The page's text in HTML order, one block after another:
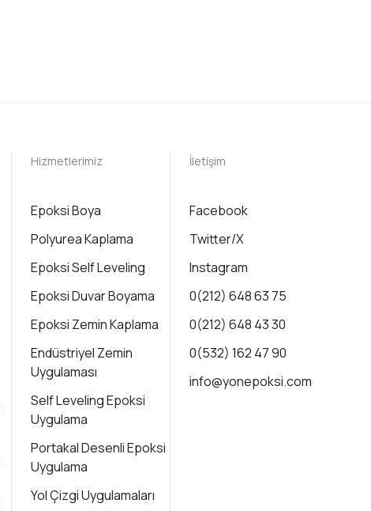
Hizmetlerimiz
Epoksi Boya
Polyurea Kaplama
Epoksi Self Leveling
Epoksi Duvar Boyama
Epoksi Zemin Kaplama
Endüstriyel Zemin
Uygulaması
Self Leveling Epoksi
Uygulama
Portakal Desenli Epoksi
Uygulama
Yol Çizgi Uygulamaları
İletişim
Facebook
Twitter/X
Instagram
0(212) 648 63 75
0(212) 648 43 30
0(532) 162 47 90
info@yonepoksi.com